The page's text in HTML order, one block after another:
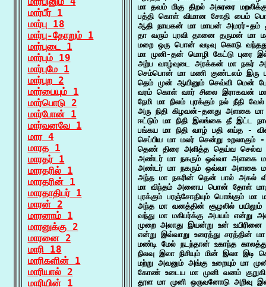
மார்பீர் 1
மார்பு 18
மார்பு-தோறும் 1
மார்புடை 1
மார்பும் 19
மார்புமே 1
மார்புற 2
மார்பையும் 1
மார்பொடு 2
மார்போன் 1
மார்வனவே 1
மார 4
மாரத 1
மாரதர் 1
மாரதரில் 1
மாரதரின் 1
மாரதாதிபர் 1
மாரன் 2
மாரனாம் 1
மாரனுக்கு 2
மாரனை 2
மாரி 18
மாரிகளின் 1
மாரியால் 2
மாரியின் 1
மா தவம் மிகு திறல் அசுரரை
பத்தி கொள் விமான சோதி பைம்
ஆதி நாயகன் மா மாயன் அமரர்-தம்
தா வரும் புரவி தானை தருமன்
மறை ஒரு பொன் வடிவு கொடு
மா முனி-தன் மொழி கேட்டு புரை
அற்ப வாழ்வுடை அரக்கன் மா நகர்
செம்பொன் மா மணி குண்டலம் இரு
தெம் முன் ஆயினும் செவ்வி மென்
வரம் கொள் வார் சிலை இராகவன்
நேமி மா நிலம் புரக்கும் நல் நீதி
அரு நிதி கிழவன்-தனது அளகை மா
ஈட்டும் மா நிதி இலங்கை தீ இட்ட
பங்கய மா நிதி வாழ் பதி எய்த -
செப்பிய மா மலர் சென்று உறலாகும் -
தெண் திரை அளித்த தெய்வ செல்வ
அண்டர் மா நகரும் ஒவ்வா அளகை
அண்டர் மா நகரும் ஒவ்வா அளகை
அந்த மா நகரின் தென் பால் அகல்
மா விந்தம் அனைய பொன் தோள்
புரக்கும் பரஞ்சோதியும் பொங்கும்
அந்த மா வனத்தின் சூழலில்
வந்து மா மகிபர்க்கு அபயம் என்று
முறை அலாது இயன்று உன் உயிரினை
என்று இவ்வாறு உரைத்து சரத்தின்
மண்டி மேல் நடந்தான் உகாந்த
நிலவு இலா நிசியும் மின் இலா
மற்று அவனும் அங்கு உறையும் மா
கோண் உடைய மா முனி வனம்
தூள மா முனி ஒருவனோடு அறிவு